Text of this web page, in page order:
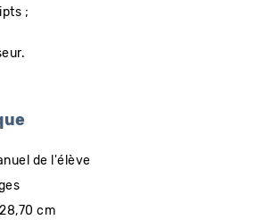
;
de l'élève
cm